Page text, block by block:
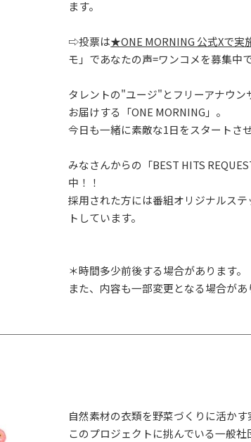
ます。
⇨投票は★ONE MORNING 公式Xで
モ」であなたの声=ワンコメを募集中
タレントの"ユージ"とフリーアナウ
お届けする「ONE MORNING」。
今日も一緒に素敵な1日をスタートさ
みなさんからの「BEST HITS
中！！
採用された方には番組オリジナルス
トしています。
＊時間多少前後する場合があります。
また、内容も一部変更となる場合があ
自然素材の衣類を野菜づくりに活かす
このプロジェクトに挑んでいる一般